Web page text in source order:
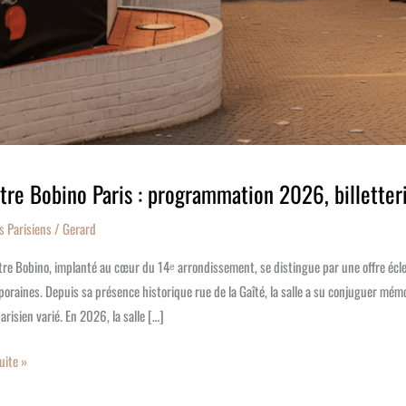
Bobino Paris : programmation 2026,
Parisiens/Gerard
Bobino, implanté au cœur du 14ᵉ arrondissement, se distingue par une offre
Depuis sa présence historique rue de la Gaîté, la salle a su conjuguer
varié. En 2026, la salle […]
»